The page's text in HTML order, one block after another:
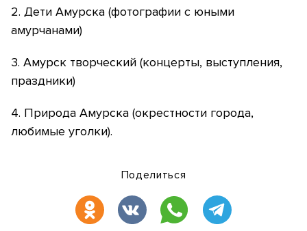
2. Дети Амурска (фотографии с юными
амурчанами)
3. Амурск творческий (концерты, выступления,
праздники)
4. Природа Амурска (окрестности города,
любимые уголки).
Поделиться